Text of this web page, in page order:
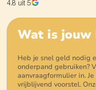
4.8 uit 5
Wat is jouw
Heb je snel geld nodig
onderpand gebruiken?
aanvraagformulier in.
vrijblijvend voorstel.